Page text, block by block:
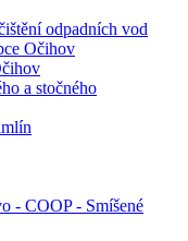
odpadních vod
Očihov
a stočného
- COOP - Smíšené